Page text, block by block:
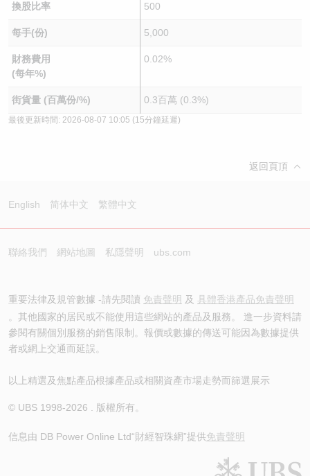
換股比率 500
每手(份) 5,000
財務費用
(每年%)
0.02%
街貨量 (百萬份/%) 0.3百萬 (0.3%)
最後更新時間: 2026-08-07 10:05 (15分鐘延遲)
返回頁頂
English 简体中文 繁體中文
聯絡我們 網站地圖 私隱聲明 ubs.com
重要法律及規管數據 -請先閱讀 免責聲明 及 具體香港產品免責聲明
。其他國家的居民或不能使用這些網站的產品及服務。 進一步資料請
參閱有關個別服務的銷售限制。報價或數據的傳送可能因為數據提供
者或網上交通而延誤。
以上精選及焦點產品根據產品或相關資產市場走勢而篩選展示
© UBS 1998-2026 . 版權所有。
信息由 DB Power Online Ltd“財經智珠網”提供免責聲明